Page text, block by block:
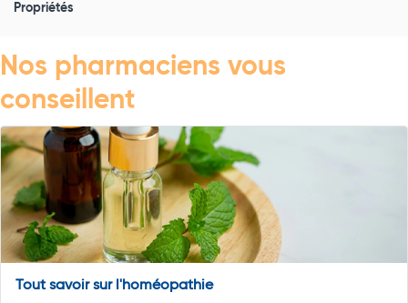
Propriétés
Nos pharmaciens vous
conseillent
Tout savoir sur l'homéopathie